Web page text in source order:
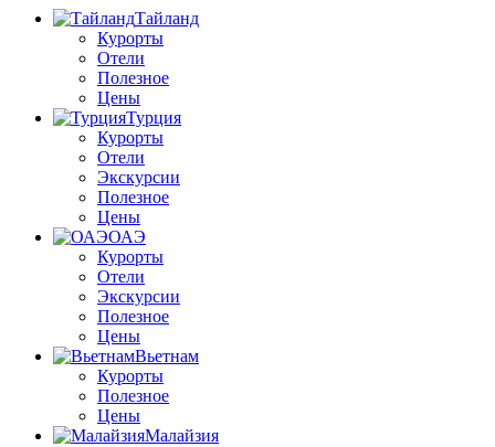
Тайланд
Курорты
Отели
Полезное
Цены
Турция
Курорты
Отели
Экскурсии
Полезное
Цены
ОАЭ
Курорты
Отели
Экскурсии
Полезное
Цены
Вьетнам
Курорты
Полезное
Цены
Малайзия